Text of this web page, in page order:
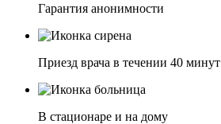
Гарантия анонимности
Приезд врача в течении 40 минут
В стационаре и на дому